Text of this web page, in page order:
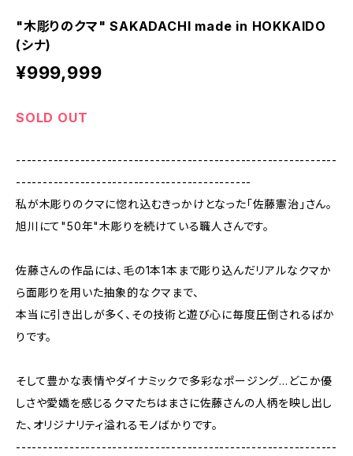
"木彫りのクマ" SAKADACHI made in HOKKAIDO
(シナ)
¥999,999
SOLD OUT
------------------------------------------------------------
--------------------------------------------
私が木彫りのクマに惚れ込むきっかけとなった「佐藤憲治」さん。
旭川にて"50年"木彫りを続けている職人さんです。
佐藤さんの作品には、毛の1本1本まで彫り込んだリアルなクマか
ら面彫りを用いた抽象的なクマまで、
本当に引き出しが多く、その技術と遊び心に毎度圧倒されるばか
りです。
そして豊かな表情やダイナミックで多彩なポージング…どこか優
しさや愛嬌を感じるクマたちはまさに佐藤さんの人柄を映し出し
た、オリジナリティ溢れるモノばかりです。
------------------------------------------------------------